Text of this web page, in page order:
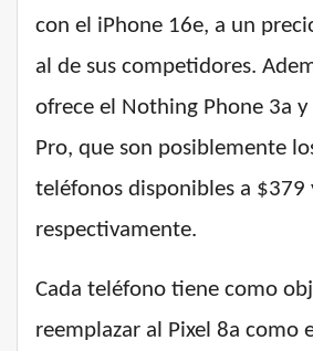
con el iPhone 16e, a un
al de sus competidores.
ofrece el Nothing Phone 3a y
Pro, que son posiblemente
teléfonos disponibles a $379
respectivamente.
Cada teléfono tiene como
reemplazar al Pixel 8a como